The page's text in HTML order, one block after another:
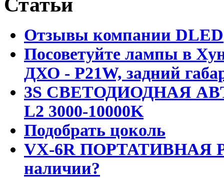
Отзывы компании DLED
Посоветуйте лампы в
ДХО - P21W, задний
3S СВЕТОДИОДНАЯ
L2 3000-10000K
Подобрать цоколь
VX-6R ПОРТАТИВНАЯ
наличии?